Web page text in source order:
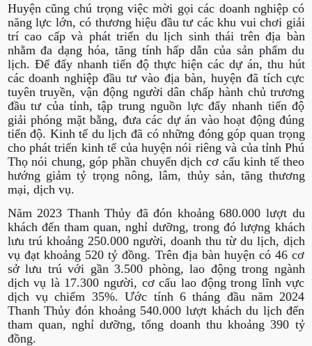
Huyện cũng chú trọng việc mời gọi các doanh nghiệp có
năng lực lớn, có thương hiệu đầu tư các khu vui chơi giải
trí cao cấp và phát triển du lịch sinh thái trên địa bàn
nhằm đa dạng hóa, tăng tính hấp dẫn của sản phẩm du
lịch. Để đẩy nhanh tiến độ thực hiện các dự án, thu hút
các doanh nghiệp đầu tư vào địa bàn, huyện đã tích cực
tuyên truyền, vận động người dân chấp hành chủ trương
đầu tư của tỉnh, tập trung nguồn lực đẩy nhanh tiến độ
giải phóng mặt bằng, đưa các dự án vào hoạt động đúng
tiến độ. Kinh tế du lịch đã có những đóng góp quan trọng
cho phát triển kinh tế của huyện nói riêng và của tỉnh Phú
Thọ nói chung, góp phần chuyển dịch cơ cấu kinh tế theo
hướng giảm tỷ trọng nông, lâm, thủy sản, tăng thương
mại, dịch vụ.
Năm 2023 Thanh Thủy đã đón khoảng 680.000 lượt du
khách đến tham quan, nghỉ dưỡng, trong đó lượng khách
lưu trú khoảng 250.000 người, doanh thu từ du lịch, dịch
vụ đạt khoảng 520 tỷ đồng. Trên địa bàn huyện có 46 cơ
sở lưu trú với gần 3.500 phòng, lao động trong ngành
dịch vụ là 17.300 người, cơ cấu lao động trong lĩnh vực
dịch vụ chiếm 35%. Ước tính 6 tháng đầu năm 2024
Thanh Thủy đón khoảng 540.000 lượt khách du lịch đến
tham quan, nghỉ dưỡng, tổng doanh thu khoảng 390 tỷ
đồng.